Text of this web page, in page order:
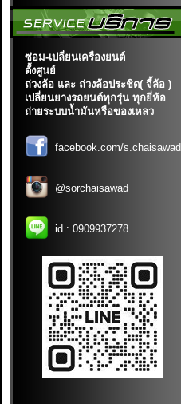
ซ่อม-เปลี่ยนเครื่องยนต์
ตั้งศูนย์
ถ่วงล้อ และ ถ่วงล้อประชิด( จี้ล้อ )
เปลี่ยนยางรถยนต์ทุกรุ่น ทุกยี่ห้อ
ถ่ายระบบน้ำมันหรือของเหลว
facebook.com/s.chaisawad
@sorchaisawad
id : 0909937278